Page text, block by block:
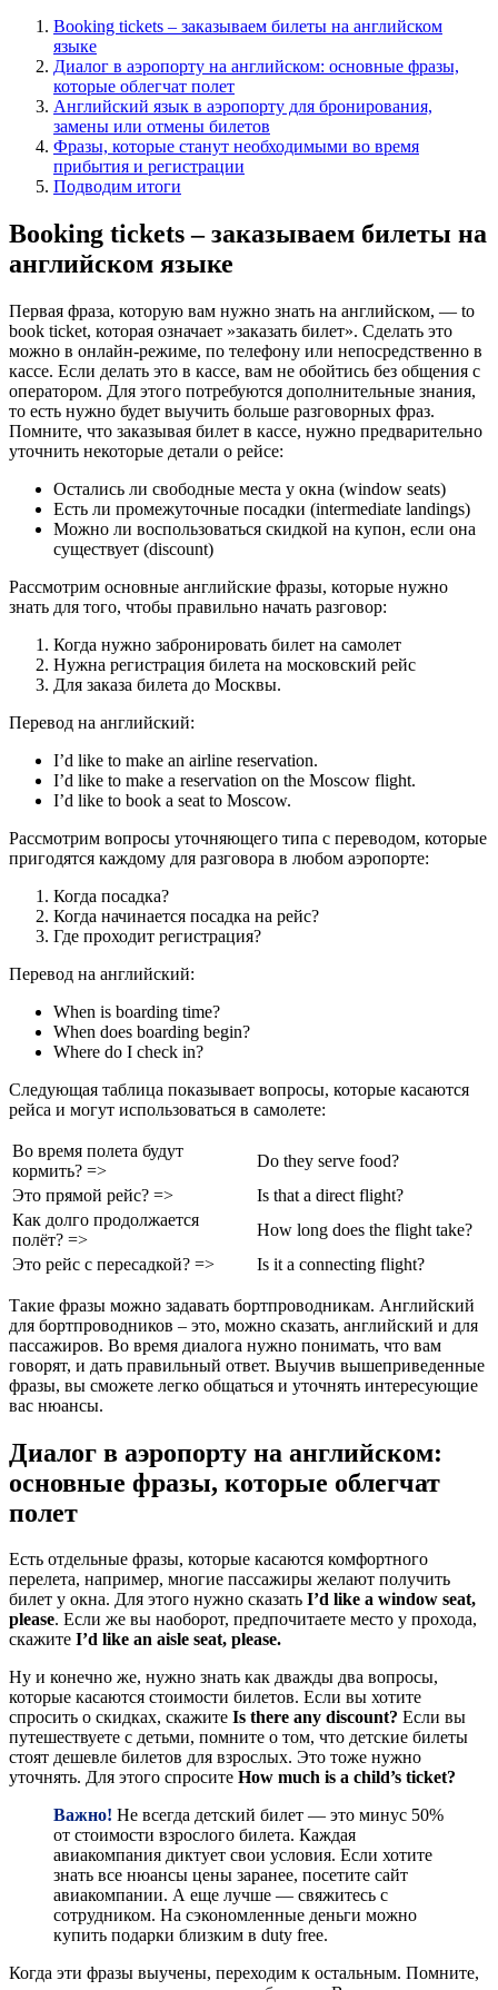
Booking tickets – заказываем билеты на английском
языке
Диалог в аэропорту на английском: основные фразы,
которые облегчат полет
Английский язык в аэропорту для бронирования,
замены или отмены билетов
Фразы, которые станут необходимыми во время
прибытия и регистрации
Подводим итоги
Booking tickets – заказываем билеты на
английском языке
Первая фраза, которую вам нужно знать на английском, — to
book ticket, которая означает »заказать билет». Сделать это
можно в онлайн-режиме, по телефону или непосредственно в
кассе. Если делать это в кассе, вам не обойтись без общения с
оператором. Для этого потребуются дополнительные знания,
то есть нужно будет выучить больше разговорных фраз.
Помните, что заказывая билет в кассе, нужно предварительно
уточнить некоторые детали о рейсе:
Остались ли свободные места у окна (window seats)
Есть ли промежуточные посадки (intermediate landings)
Можно ли воспользоваться скидкой на купон, если она
существует (discount)
Рассмотрим основные английские фразы, которые нужно
знать для того, чтобы правильно начать разговор:
Когда нужно забронировать билет на самолет
Нужна регистрация билета на московский рейс
Для заказа билета до Москвы.
Перевод на английский:
I’d like to make an airline reservation.
I’d like to make a reservation on the Moscow flight.
I’d like to book a seat to Moscow.
Рассмотрим вопросы уточняющего типа с переводом, которые
пригодятся каждому для разговора в любом аэропорте:
Когда посадка?
Когда начинается посадка на рейс?
Где проходит регистрация?
Перевод на английский:
When is boarding time?
When does boarding begin?
Where do I check in?
Следующая таблица показывает вопросы, которые касаются
рейса и могут использоваться в самолете:
Во время полета будут
кормить? =>
Do they serve food?
Это прямой рейс? =>
Is that a direct flight?
Как долго продолжается
полёт? =>
How long does the flight take?
Это рейс с пересадкой? =>
Is it a connecting flight?
Такие фразы можно задавать бортпроводникам. Английский
для бортпроводников – это, можно сказать, английский и для
пассажиров. Во время диалога нужно понимать, что вам
говорят, и дать правильный ответ. Выучив вышеприведенные
фразы, вы сможете легко общаться и уточнять интересующие
вас нюансы.
Диалог в аэропорту на английском:
основные фразы, которые облегчат
полет
Есть отдельные фразы, которые касаются комфортного
перелета, например, многие пассажиры желают получить
билет у окна. Для этого нужно сказать I’d like a window seat,
please. Если же вы наоборот, предпочитаете место у прохода,
скажите I’d like an aisle seat, please.
Ну и конечно же, нужно знать как дважды два вопросы,
которые касаются стоимости билетов. Если вы хотите
спросить о скидках, скажите Is there any discount? Если вы
путешествуете с детьми, помните о том, что детские билеты
стоят дешевле билетов для взрослых. Это тоже нужно
уточнять. Для этого спросите How much is a child’s ticket?
Важно! Не всегда детский билет — это минус 50%
от стоимости взрослого билета. Каждая
авиакомпания диктует свои условия. Если хотите
знать все нюансы цены заранее, посетите сайт
авиакомпании. А еще лучше — свяжитесь с
сотрудником. На сэкономленные деньги можно
купить подарки близким в duty free.
Когда эти фразы выучены, переходим к остальным. Помните,